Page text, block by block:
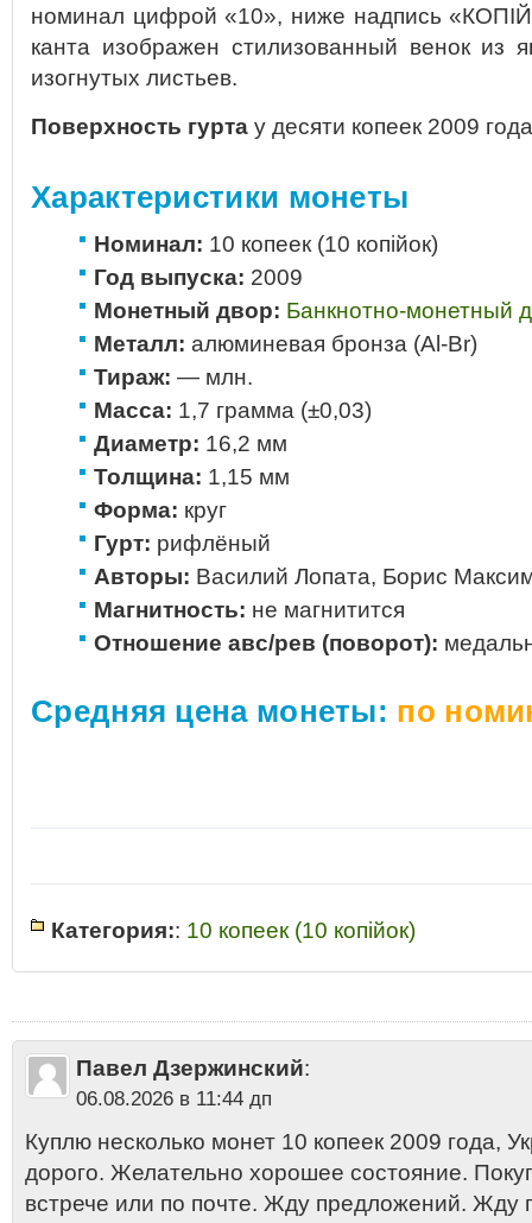
номинал цифрой «10», ниже надпись
канта изображен стилизованный венок из
изогнутых листьев.
Поверхность гурта у десяти копеек 2009
Характеристики монеты
Номинал: 10 копеек (10 копiйок)
Год выпуска: 2009
Монетный двор: Банкнотно-монетный
Металл: алюминевая бронза (Al-Br)
Тираж: — млн.
Масса: 1,7 грамма (±0,03)
Диаметр: 16,2 мм
Толщина: 1,15 мм
Форма: круг
Гурт: рифлёный
Авторы: Василий Лопата, Борис
Магнитность: не магнитится
Отношение авс/рев (поворот):
Средняя цена монеты: по
Категория:: 10 копеек (10 копiйок)
Украины 2009 года цена 2013•10 копеек Украины 2009 купить•10
стоимость 10 копеек Украины 2009 года
Павел Дзержинский:
06.08.2026 в 11:44 дп
Куплю несколько монет 10 копеек 2009 года,
дорого. Желательно хорошее состояние.
встрече или по почте. Жду предложений. Жду